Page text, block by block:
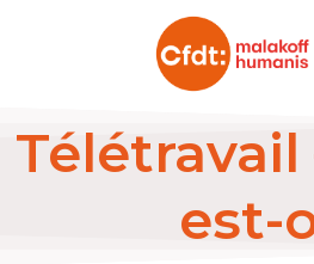
Télétravail
est-